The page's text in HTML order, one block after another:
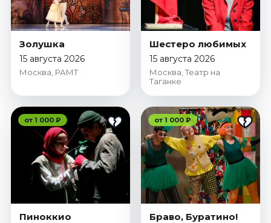
Золушка
15 августа 2026
Москва, РАМТ
Шестеро любимых
15 августа 2026
Москва, Театр на
Таганке
от 1 000 ₽
Пиноккио
от 1 000 ₽
Браво, Буратино!